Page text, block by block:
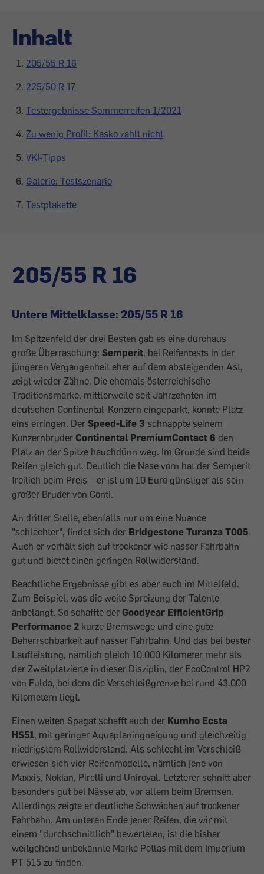
Inhalt
205/55 R 16
225/50 R 17
Testergebnisse Sommerreifen 1/2021
Zu wenig Profil: Kasko zahlt nicht
VKI-Tipps
Galerie: Testszenario
Testplakette
205/55 R 16
Untere Mittelklasse: 205/55 R 16
Im Spitzenfeld der drei Besten gab es eine durchaus
große Überraschung: Semperit, bei Reifentests in der
jüngeren Vergangenheit eher auf dem absteigenden Ast,
zeigt wieder Zähne. Die ehemals österreichische
Traditionsmarke, mittlerweile seit Jahrzehnten im
deutschen Continental-Konzern eingeparkt, konnte Platz
eins erringen. Der Speed-Life 3 schnappte seinem
Konzern­bruder Continental PremiumContact 6 den
Platz an der Spitze hauchdünn weg. Im Grunde sind beide
Reifen gleich gut. Deutlich die Nase vorn hat der Semperit
freilich beim Preis – er ist um 10 Euro günstiger als sein
großer Bruder von Conti.
An dritter Stelle, ebenfalls nur um eine Nuance
"schlechter", findet sich der Bridgestone Turanza T005.
Auch er verhält sich auf trockener wie nasser Fahrbahn
gut und bietet einen geringen Rollwiderstand.
Beachtliche Ergebnisse gibt es aber auch im Mittelfeld.
Zum Beispiel, was die weite Spreizung der Talente
anbelangt. So schaffte der Goodyear EfficientGrip
Performance 2 kurze Bremswege und eine gute
Beherrschbarkeit auf nasser Fahrbahn. Und das bei bester
Laufleistung, nämlich gleich 10.000 Kilometer mehr als
der Zweitplatzierte in dieser Disziplin, der EcoControl HP2
von Fulda, bei dem die Verschleißgrenze bei rund 43.000
Kilometern liegt.
Einen weiten Spagat schafft auch der ­ Kumho Ecsta
HS51, mit geringer Aquaplaningneigung und gleichzeitig
niedrigstem Rollwiderstand. Als schlecht im Verschleiß
erwiesen sich vier Reifenmodelle, nämlich jene von
Maxxis, Nokian, Pirelli und Uni­royal. Letzterer schnitt aber
besonders gut bei Nässe ab, vor allem beim Bremsen.
Allerdings zeigte er deutliche Schwächen auf trockener
Fahrbahn. Am unteren Ende jener Reifen, die wir mit
einem "durchschnittlich" bewerteten, ist die bisher
weitgehend unbekannte Marke Petlas mit dem Imperium
PT 515 zu finden.